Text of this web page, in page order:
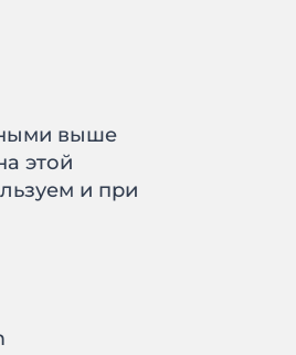
выше
этой
и при